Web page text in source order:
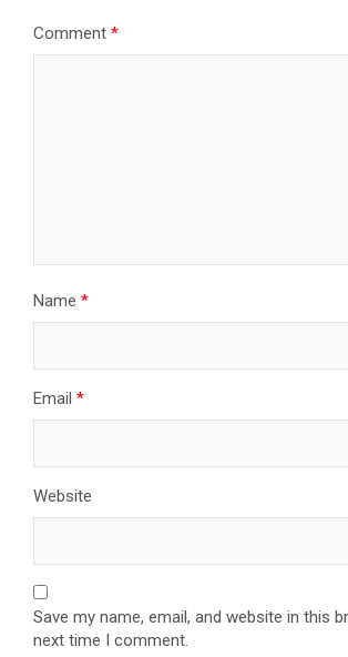
Comment *
Name *
Email *
Website
Save my name, email, and website in this
next time I comment.